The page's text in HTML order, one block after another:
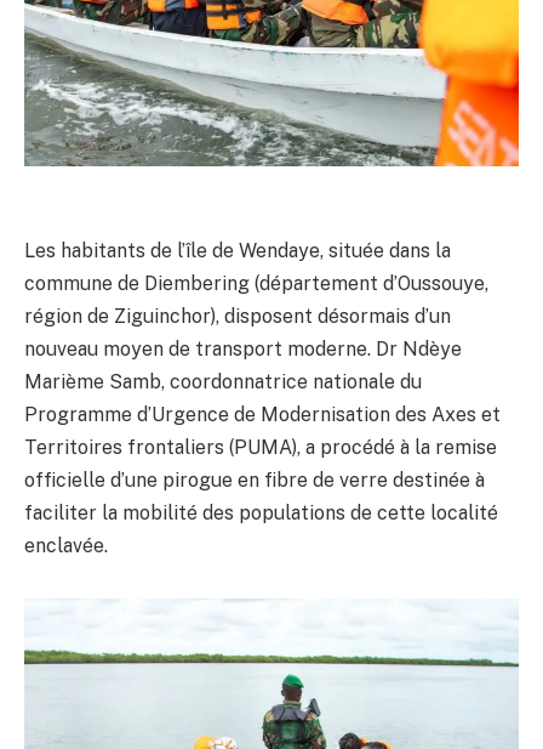
Les habitants de l’île de Wendaye, située dans la
commune de Diembering (département d’Oussouye,
région de Ziguinchor), disposent désormais d’un
nouveau moyen de transport moderne. Dr Ndèye
Marième Samb, coordonnatrice nationale du
Programme d’Urgence de Modernisation des Axes et
Territoires frontaliers (PUMA), a procédé à la remise
officielle d’une pirogue en fibre de verre destinée à
faciliter la mobilité des populations de cette localité
enclavée.